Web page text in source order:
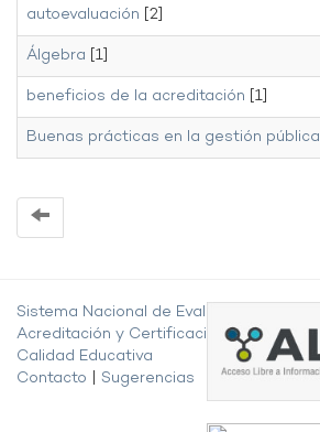
autoevaluación [2]
Álgebra [1]
beneficios de la acreditación [1]
Buenas prácticas en la gestión pública
Sistema Nacional de Evaluación,
Acreditación y Certificación de la
Calidad Educativa
Contacto
Sugerencias